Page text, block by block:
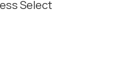
Select